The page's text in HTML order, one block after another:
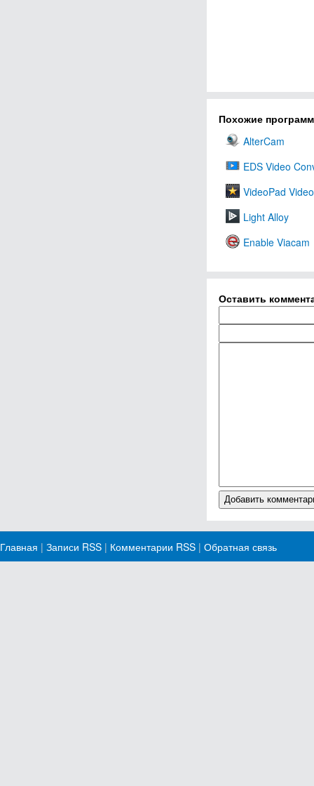
Похожие
AlterCam
EDS Video
VideoPad
Light Alloy
Enable Viacam
Оставить
Главная | Записи RSS | Комментарии RSS | Обратная связь